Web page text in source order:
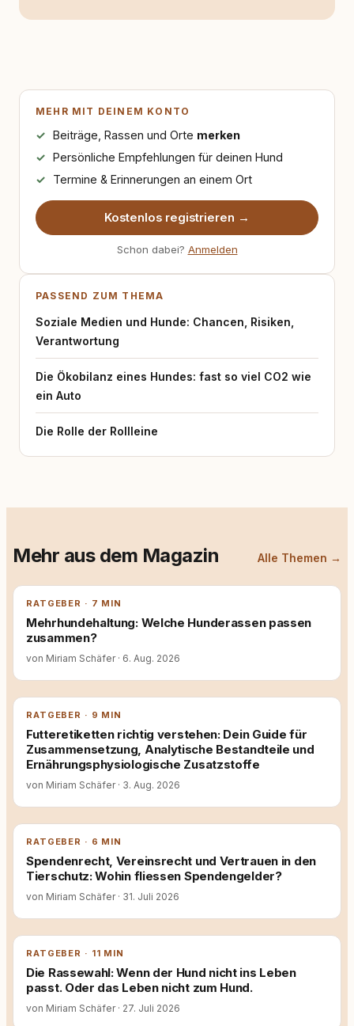
MEHR MIT DEINEM KONTO
Beiträge, Rassen und Orte merken
Persönliche Empfehlungen für deinen Hund
Termine & Erinnerungen an einem Ort
Kostenlos registrieren →
Schon dabei? Anmelden
PASSEND ZUM THEMA
Soziale Medien und Hunde: Chancen, Risiken,
Verantwortung
Die Ökobilanz eines Hundes: fast so viel CO2 wie
ein Auto
Die Rolle der Rollleine
Mehr aus dem Magazin Alle Themen →
RATGEBER · 7 MIN
Mehrhundehaltung: Welche Hunderassen passen
zusammen?
von Miriam Schäfer · 6. Aug. 2026
RATGEBER · 9 MIN
Futteretiketten richtig verstehen: Dein Guide für
Zusammensetzung, Analytische Bestandteile und
Ernährungsphysiologische Zusatzstoffe
von Miriam Schäfer · 3. Aug. 2026
RATGEBER · 6 MIN
Spendenrecht, Vereinsrecht und Vertrauen in den
Tierschutz: Wohin fliessen Spendengelder?
von Miriam Schäfer · 31. Juli 2026
RATGEBER · 11 MIN
Die Rassewahl: Wenn der Hund nicht ins Leben
passt. Oder das Leben nicht zum Hund.
von Miriam Schäfer · 27. Juli 2026